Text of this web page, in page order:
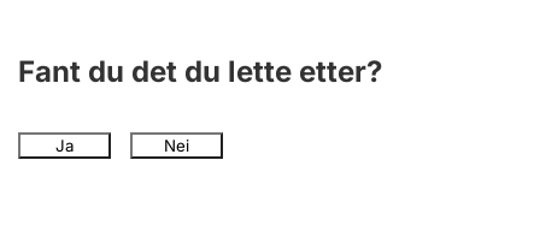
Andre tema
Fant du det du lette etter?
Ja Nei